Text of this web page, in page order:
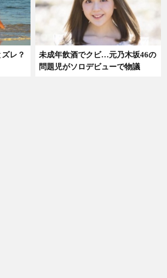
レ？
未成年飲酒でクビ…元乃木坂46の
問題児がソロデビューで物議